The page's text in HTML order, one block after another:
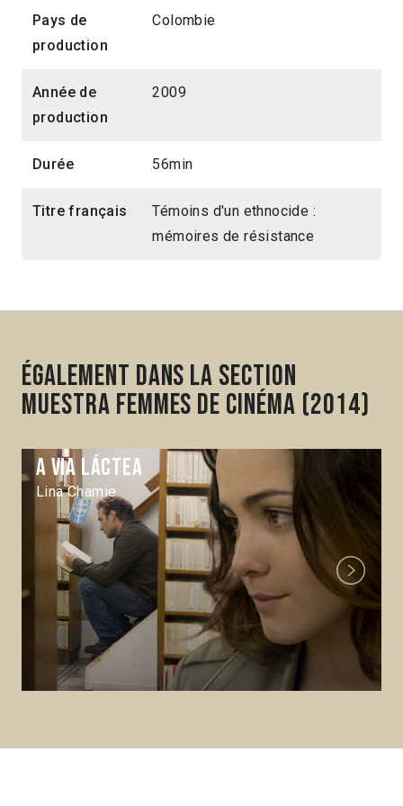
Pays de
production
Colombie
Année de
production
2009
Durée 56min
Titre français
Témoins d'un ethnocide :
mémoires de résistance
Également dans la section
Muestra Femmes de cinéma (2014)
A Via láctea
Lina Chamie
Next